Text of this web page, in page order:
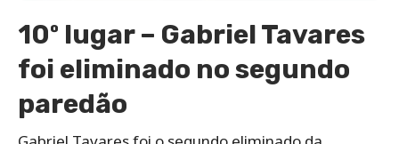
10º lugar – Gabriel Tavares
foi eliminado no segundo
paredão